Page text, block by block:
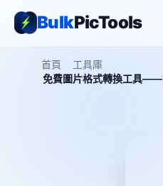
BulkPicTools
首頁
工具庫